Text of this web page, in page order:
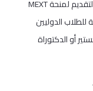
تُعلن جامعة طوكيو – كلية العلوم عن فتح باب التقديم لمنحة MEXT
للطلاب الدوليين
أو الدكتوراة